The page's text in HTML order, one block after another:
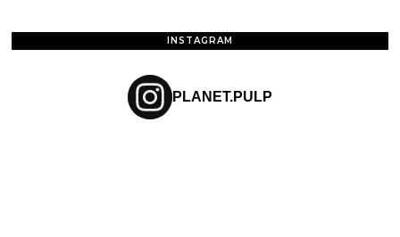
INSTAGRAM
PLANET.PULP